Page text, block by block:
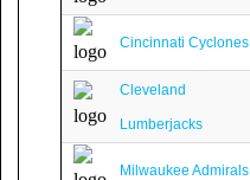
Cincinnati Cyclones
Cleveland
Lumberjacks
Milwaukee Admirals